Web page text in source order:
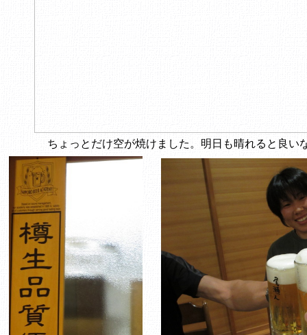
ちょっとだけ空が焼けました。明日も晴れると良い